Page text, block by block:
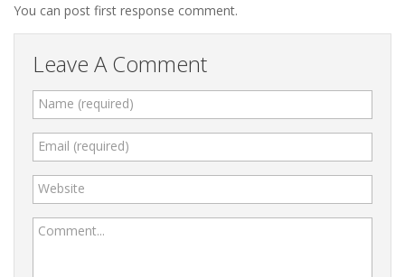
You can post first response comment.
Leave A Comment
Name (required)
Email (required)
Website
Comment...